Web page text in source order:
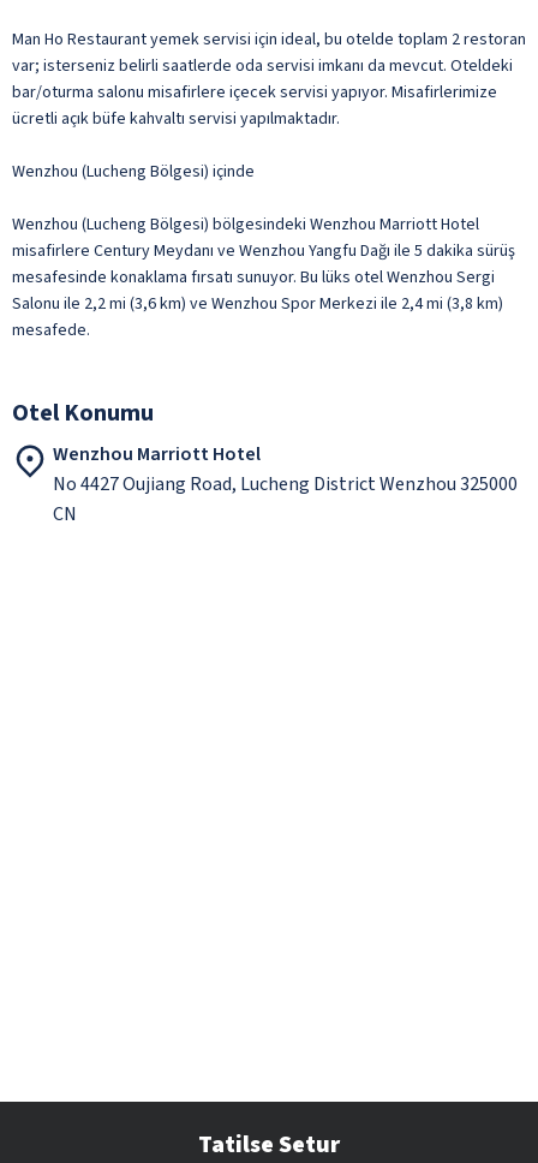
Man Ho Restaurant yemek servisi için ideal, bu otelde toplam 2 restoran
var; isterseniz belirli saatlerde oda servisi imkanı da mevcut. Oteldeki
bar/oturma salonu misafirlere içecek servisi yapıyor. Misafirlerimize
ücretli açık büfe kahvaltı servisi yapılmaktadır.
Wenzhou (Lucheng Bölgesi) içinde
Wenzhou (Lucheng Bölgesi) bölgesindeki Wenzhou Marriott Hotel
misafirlere Century Meydanı ve Wenzhou Yangfu Dağı ile 5 dakika sürüş
mesafesinde konaklama fırsatı sunuyor. Bu lüks otel Wenzhou Sergi
Salonu ile 2,2 mi (3,6 km) ve Wenzhou Spor Merkezi ile 2,4 mi (3,8 km)
mesafede.
Otel Konumu
Wenzhou Marriott Hotel
No 4427 Oujiang Road, Lucheng District Wenzhou 325000
CN
Tatilse Setur